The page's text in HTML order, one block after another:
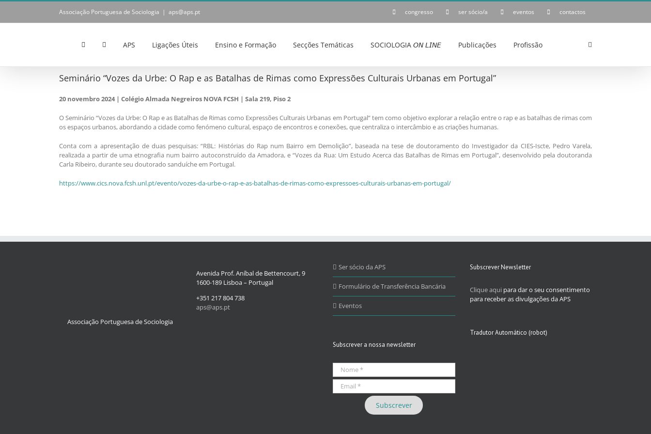
Skip
content
Associação Portuguesa de Sociologia | aps@aps.pt congresso ser sócio/a eventos contactos
APS Ligações Úteis Ensino e Formação Secções Temáticas SOCIOLOGIA 𝘖𝘕 𝘓𝘐𝘕𝘌 Publicações Profissão
Seminário “Vozes da Urbe: O Rap e as Batalhas de Rimas como Expressões Culturais Urbanas em Portugal”
20 novembro 2024 | Colégio Almada Negreiros NOVA FCSH | Sala 219, Piso 2
O Seminário “Vozes da Urbe: O Rap e as Batalhas de Rimas como Expressões Culturais Urbanas em Portugal” tem como objetivo explorar a relação entre o rap e as batalhas de rimas com
os espaços urbanos, abordando a cidade como fenómeno cultural, espaço de encontros e conexões, que centraliza o intercâmbio e as criações humanas.
Conta com a apresentação de duas pesquisas: “RBL: Histórias do Rap num Bairro em Demolição”, baseada na tese de doutoramento do Investigador da CIES-Iscte, Pedro Varela,
realizada a partir de uma etnografia num bairro autoconstruído da Amadora, e “Vozes da Rua: Um Estudo Acerca das Batalhas de Rimas em Portugal”, desenvolvido pela doutoranda
Carla Ribeiro, durante seu doutorado sanduíche em Portugal.
https://www.cics.nova.fcsh.unl.pt/evento/vozes-da-urbe-o-rap-e-as-batalhas-de-rimas-como-expressoes-culturais-urbanas-em-portugal/
Associação Portuguesa de Sociologia
Avenida Prof. Aníbal de Bettencourt, 9
1600-189 Lisboa – Portugal
+351 217 804 738
aps@aps.pt
Ser sócio da APS
Formulário de Transferência Bancária
Eventos
Subscrever a nossa newsletter
Subscrever Newsletter
Clique aqui para dar o seu consentimento
para receber as divulgações da APS
Tradutor Automático (robot)